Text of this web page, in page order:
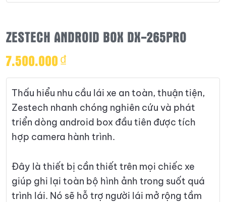
ZESTECH ANDROID BOX DX-265PRO
7.500.000₫
Thấu hiểu nhu cầu lái xe an toàn, thuận tiện,
Zestech nhanh chóng nghiên cứu và phát
triển dòng android box đầu tiên được tích
hợp camera hành trình.
Đây là thiết bị cần thiết trên mọi chiếc xe
giúp ghi lại toàn bộ hình ảnh trong suốt quá
trình lái. Nó sẽ hỗ trợ người lái mở rộng tầm